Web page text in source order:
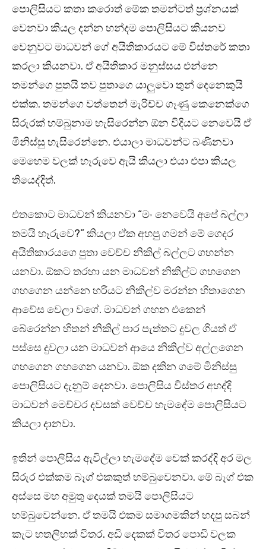
පොලිසියට කතා කරොත් මේක තමන්ටත් ප්‍රශ්නයක්
වෙනවා කියල දන්න හන්දම පොලිසියට කියනව
වෙනුවට මාධවන් ගේ අයිතිකාරයට මේ විස්තරේ කතා
කරලා කියනවා. ඒ අයිතිකාර මනුස්සය එන්නෙ
තමන්ගෙ පුතයි තව පුතාගෙ යාලුවො තුන් දෙනෙකුයි
එක්ක. තමන්ගෙ වත්තෙන් මැරිච්ච ගෑණු කෙනෙක්ගෙ
සිරුරක් හම්බුනාම හැසිරෙන්න ඕන විදියට නෙවෙයි ඒ
මිනිස්සු හැසිරෙන්නෙ. එයාලා මාධවන්ට බණිනවා
මෙහෙම වලක් හෑරුවෙ ඇයි කියලා එයා එපා කියල
තියෙද්දිත්.
එතකොට මාධවන් කියනවා “මං නෙවෙයි අපේ බල්ලා
තමයි හෑරුවෙ?” කියලා ඒක අහපු ගමන් මේ ගෙදර
අයිතිකාරයගෙ පුතා වෙච්ච නිකිල් බල්ලට ගහන්න
යනවා. ඕකට තරහා යන මාධවන් නිකිල්ට ගහගෙන
ගහගෙන යන්නෙ හරියට නිකිල්ව මරන්න හිතාගෙන
ආවේස වෙලා වගේ. මාධවන් ගහන එකෙන්
බේරෙන්න හිතන් නිකිල් පාර පැත්තට දුවල ගියත් ඒ
පස්සෙ දුවලා යන මාධවන් ආයෙ නිකිල්ව අල්ලගෙන
ගහගෙන ගහගෙන යනවා. ඕක දකින ගමේ මිනිස්සු
පොලිසියට දැනුම් දෙනවා. පොලිසිය විස්තර අහද්දි
මාධවන් මෙච්චර දවසක් වෙච්ච හැමදේම පොලිසියට
කියලා දානවා.
ඉතින් පොලිසිය ඇවිල්ලා හැමදේම චෙක් කරද්දි අර මල
සිරුර එක්කම බෑග් එකකුත් හම්බුවෙනවා. මේ බෑග් එක
අස්සෙ මහ අමුතු දෙයක් තමයි පොලිසියට
හම්බුවෙන්නෙ. ඒ තමයි එකම සමාගමකින් හදපු සබන්
කැට හතලිහක් විතර. අඩි දෙකක් විතර පොඩි වලක